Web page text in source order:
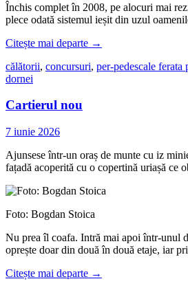
Închis complet în 2008, pe alocuri mai
plece odată sistemul ieșit din uzul
Citește mai departe →
călătorii, concursuri, per-pedescale ferata
dornei
Cartierul nou
7 iunie 2026
Ajunsese într-un oraș de munte cu iz
fațadă acoperită cu o copertină uriașă ce
Foto: Bogdan Stoica
Nu prea îl coafa. Intră mai apoi într-unul
oprește doar din două în două etaje, iar
Citește mai departe →